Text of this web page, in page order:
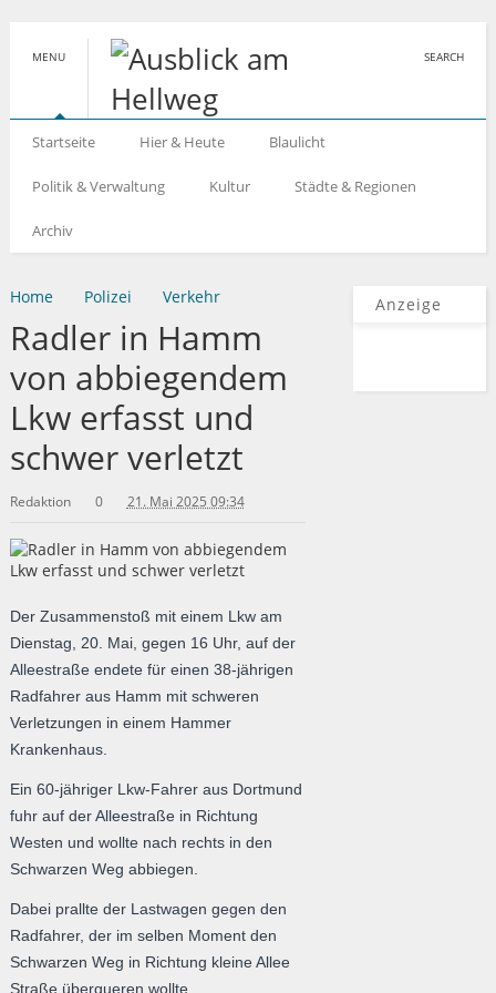
MENU SEARCH
Startseite Hier & Heute Blaulicht
Politik & Verwaltung Kultur Städte & Regionen
Archiv
Home Polizei Verkehr
Radler in Hamm
von abbiegendem
Lkw erfasst und
schwer verletzt
Redaktion 0 21. Mai 2025 09:34
Der Zusammenstoß mit einem Lkw am
Dienstag, 20. Mai, gegen 16 Uhr, auf der
Alleestraße endete für einen 38-jährigen
Radfahrer aus Hamm mit schweren
Verletzungen in einem Hammer
Krankenhaus.
Ein 60-jähriger Lkw-Fahrer aus Dortmund
fuhr auf der Alleestraße in Richtung
Westen und wollte nach rechts in den
Schwarzen Weg abbiegen.
Dabei prallte der Lastwagen gegen den
Radfahrer, der im selben Moment den
Schwarzen Weg in Richtung kleine Allee
Straße überqueren wollte.
Anzeige